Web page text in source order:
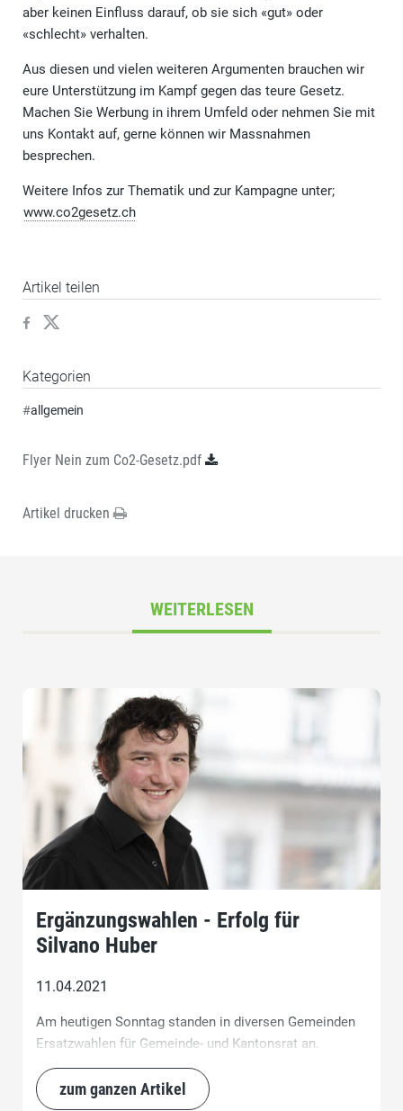
aber keinen Einfluss darauf, ob sie sich «gut» oder
«schlecht» verhalten.
Aus diesen und vielen weiteren Argumenten brauchen wir
eure Unterstützung im Kampf gegen das teure Gesetz.
Machen Sie Werbung in ihrem Umfeld oder nehmen Sie mit
uns Kontakt auf, gerne können wir Massnahmen
besprechen.
Weitere Infos zur Thematik und zur Kampagne unter;
www.co2gesetz.ch
Artikel teilen
Kategorien
#allgemein
Flyer Nein zum Co2-Gesetz.pdf
Artikel drucken
WEITERLESEN
Ergänzungswahlen - Erfolg für
Silvano Huber
11.04.2021
Am heutigen Sonntag standen in diversen Gemeinden
Ersatzwahlen für Gemeinde- und Kantonsrat an.
zum ganzen Artikel